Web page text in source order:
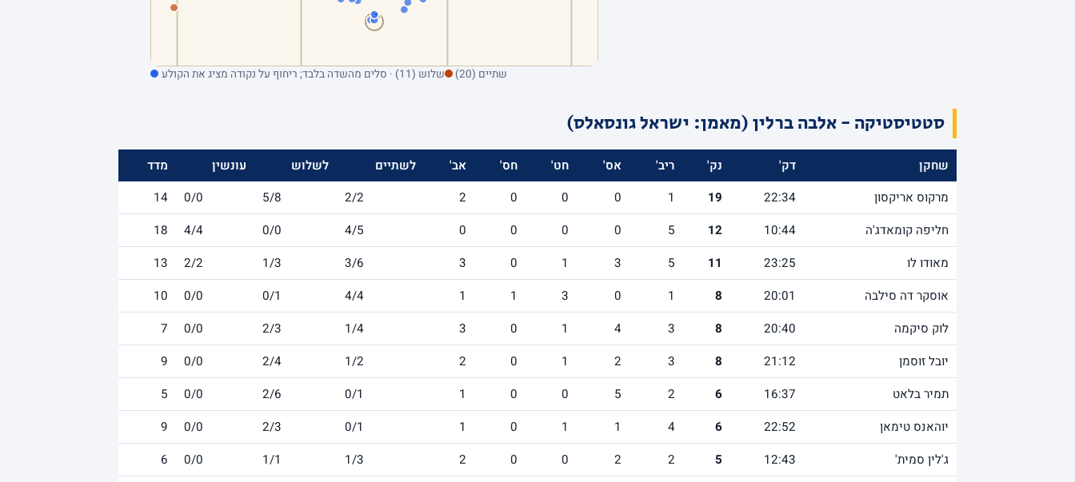
שתיים (20) שלוש (11) · סלים מהשדה בלבד; ריחוף על נקודה מציג את הקולע
סטטיסטיקה - אלבה ברלין (מאמן: ישראל גונסאלס)
שחקן דק' נק' ריב' אס' חט' חס' אב' לשתיים לשלוש עונשין
מדד
מרקוס אריקסון
22:34
19
1
0
0
0
2
2/2
5/8
0/0
14
חליפה קומאדג'ה
10:44
12
5
0
0
0
0
4/5
0/0
4/4
18
מאודו לו
23:25
11
5
3
1
0
3
3/6
1/3
2/2
13
אוסקר דה סילבה
20:01
8
1
0
3
1
1
4/4
0/1
0/0
10
לוק סיקמה
20:40
8
3
4
1
0
3
1/4
2/3
0/0
7
יובל זוסמן
21:12
8
3
2
1
0
2
1/2
2/4
0/0
9
תמיר בלאט
16:37
6
2
5
0
0
1
0/1
2/6
0/0
5
יוהאנס טימאן
22:52
6
4
1
1
0
1
0/1
2/3
0/0
9
ג'לין סמית'
12:43
5
2
2
0
0
2
1/3
1/1
0/0
6